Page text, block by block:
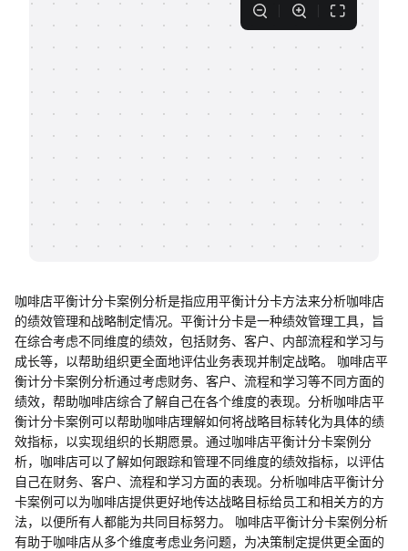
私有化部署
客户案例
支持
知识分享社区
咖啡店平衡计分卡案例分析是指应用平衡计分卡方法来分析咖啡店
的绩效管理和战略制定情况。平衡计分卡是一种绩效管理工具，旨
在综合考虑不同维度的绩效，包括财务、客户、内部流程和学习与
成长等，以帮助组织更全面地评估业务表现并制定战略。 咖啡店平
衡计分卡案例分析通过考虑财务、客户、流程和学习等不同方面的
绩效，帮助咖啡店综合了解自己在各个维度的表现。分析咖啡店平
衡计分卡案例可以帮助咖啡店理解如何将战略目标转化为具体的绩
效指标，以实现组织的长期愿景。通过咖啡店平衡计分卡案例分
析，咖啡店可以了解如何跟踪和管理不同维度的绩效指标，以评估
自己在财务、客户、流程和学习方面的表现。分析咖啡店平衡计分
卡案例可以为咖啡店提供更好地传达战略目标给员工和相关方的方
法，以便所有人都能为共同目标努力。 咖啡店平衡计分卡案例分析
有助于咖啡店从多个维度考虑业务问题，为决策制定提供更全面的